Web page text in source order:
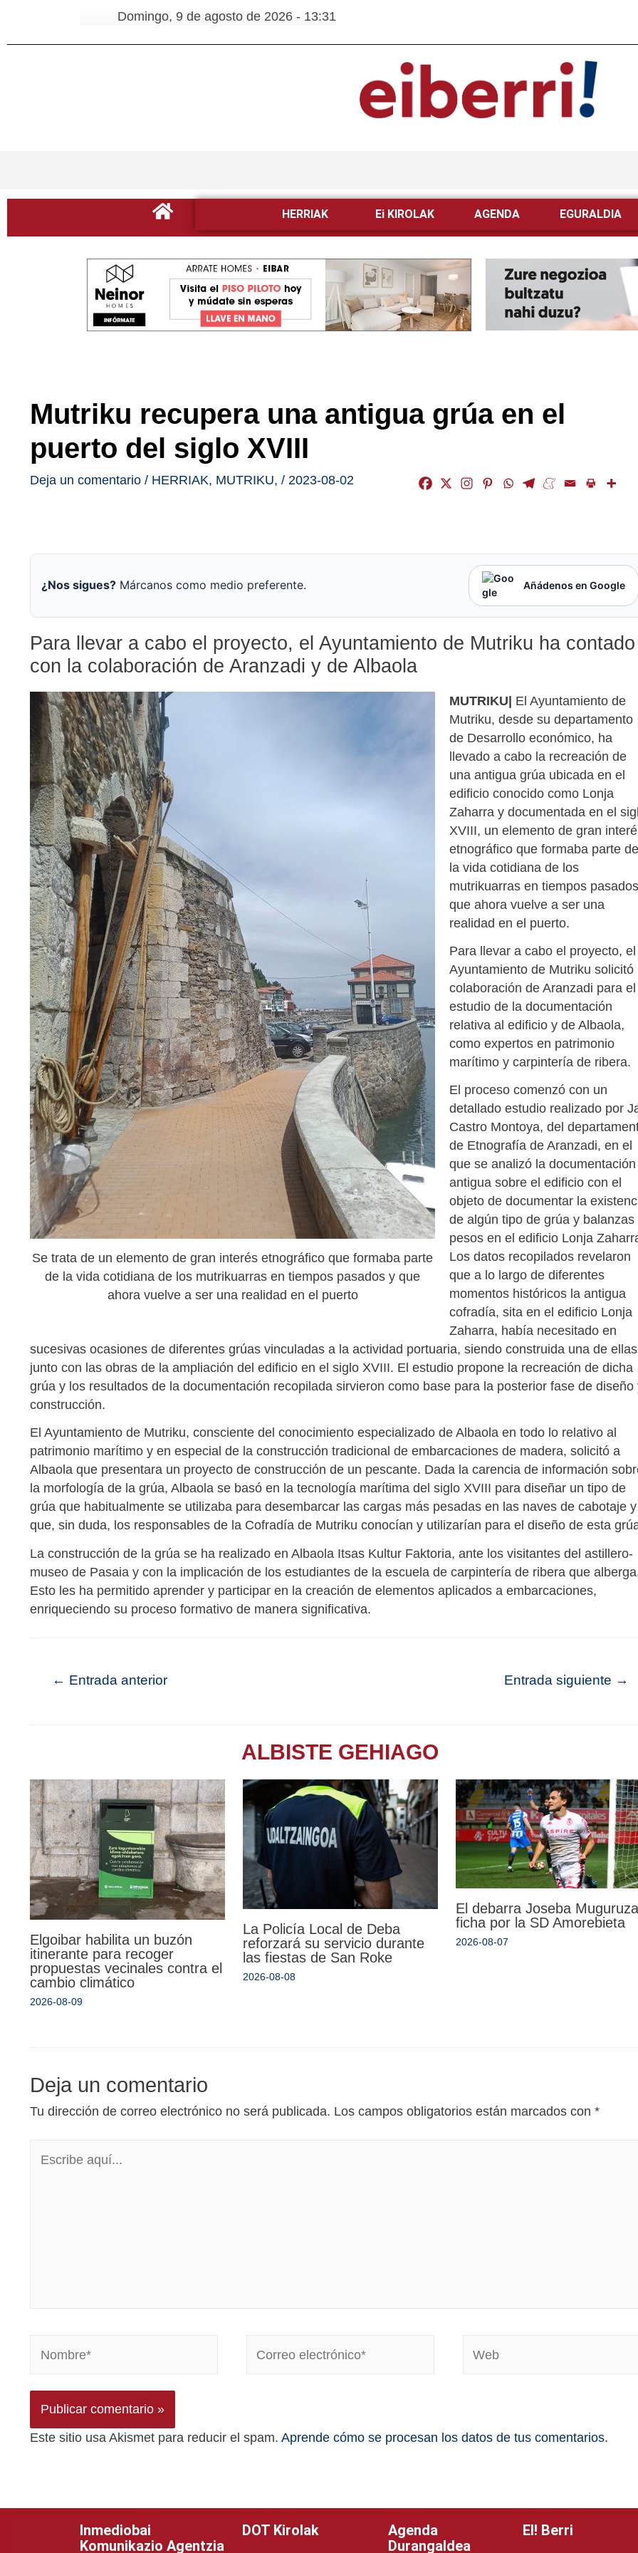
Domingo, 9 de agosto de 2026 - 13:31
HERRIAK Ei KIROLAK AGENDA EGURALDIA
Mutriku recupera una antigua grúa en el
puerto del siglo XVIII
Deja un comentario / HERRIAK, MUTRIKU, / 2023-08-02
¿Nos sigues? Márcanos como medio preferente. Añádenos en Google
Para llevar a cabo el proyecto, el Ayuntamiento de Mutriku ha contado
con la colaboración de Aranzadi y de Albaola
Se trata de un elemento de gran interés etnográfico que formaba parte
de la vida cotidiana de los mutrikuarras en tiempos pasados y que
ahora vuelve a ser una realidad en el puerto
MUTRIKU| El Ayuntamiento de
Mutriku, desde su departamento
de Desarrollo económico, ha
llevado a cabo la recreación de
una antigua grúa ubicada en el
edificio conocido como Lonja
Zaharra y documentada en el
XVIII, un elemento de gran
etnográfico que formaba parte de
la vida cotidiana de los
mutrikuarras en tiempos
que ahora vuelve a ser una
realidad en el puerto.
Para llevar a cabo el proyecto, el
Ayuntamiento de Mutriku solicitó
colaboración de Aranzadi para el
estudio de la documentación
relativa al edificio y de Albaola,
como expertos en patrimonio
marítimo y carpintería de ribera.
El proceso comenzó con un
detallado estudio realizado por
Castro Montoya, del
de Etnografía de Aranzadi, en el
que se analizó la documentación
antigua sobre el edificio con el
objeto de documentar la
de algún tipo de grúa y balanzas
pesos en el edificio Lonja
Los datos recopilados revelaron
que a lo largo de diferentes
momentos históricos la antigua
cofradía, sita en el edificio Lonja
Zaharra, había necesitado en
sucesivas ocasiones de diferentes grúas vinculadas a la actividad portuaria, siendo construida una de ellas
junto con las obras de la ampliación del edificio en el siglo XVIII. El estudio propone la recreación de dicha
grúa y los resultados de la documentación recopilada sirvieron como base para la posterior fase de diseño
construcción.
El Ayuntamiento de Mutriku, consciente del conocimiento especializado de Albaola en todo lo relativo al
patrimonio marítimo y en especial de la construcción tradicional de embarcaciones de madera, solicitó a
Albaola que presentara un proyecto de construcción de un pescante. Dada la carencia de información
la morfología de la grúa, Albaola se basó en la tecnología marítima del siglo XVIII para diseñar un tipo de
grúa que habitualmente se utilizaba para desembarcar las cargas más pesadas en las naves de cabotaje y
que, sin duda, los responsables de la Cofradía de Mutriku conocían y utilizarían para el diseño de esta
La construcción de la grúa se ha realizado en Albaola Itsas Kultur Faktoria, ante los visitantes del astillero-
museo de Pasaia y con la implicación de los estudiantes de la escuela de carpintería de ribera que
Esto les ha permitido aprender y participar en la creación de elementos aplicados a embarcaciones,
enriqueciendo su proceso formativo de manera significativa.
← Entrada anterior Entrada siguiente →
ALBISTE GEHIAGO
Elgoibar habilita un buzón
itinerante para recoger
propuestas vecinales contra el
cambio climático
2026-08-09
La Policía Local de Deba
reforzará su servicio durante
las fiestas de San Roke
2026-08-08
El debarra Joseba Muguruza
ficha por la SD Amorebieta
2026-08-07
Deja un comentario
Tu dirección de correo electrónico no será publicada. Los campos obligatorios están marcados con *
Este sitio usa Akismet para reducir el spam. Aprende cómo se procesan los datos de tus comentarios.
Inmediobai
Komunikazio Agentzia
DOT Kirolak
Agenda
Durangaldea
EI! Berri